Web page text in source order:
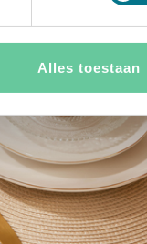
Alles toestaan